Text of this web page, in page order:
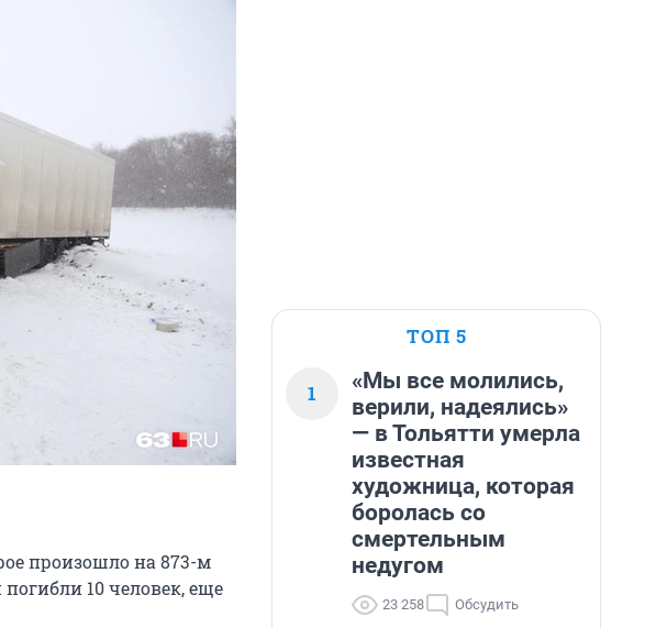
произошло на 873-м
10 человек, еще
ТОП 5
1
«Мы все молились,
верили, надеялись»
— в Тольятти умерла
известная
художница, которая
боролась со
смертельным
недугом
23 258 Обсудить